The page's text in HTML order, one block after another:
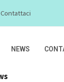
NEWS